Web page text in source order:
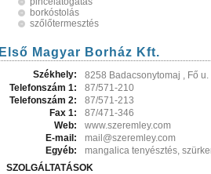
borkóstolás
szőlőtermesztés
Első Magyar Borház Kft.
Székhely:
8258 Badacsonytomaj , Fő u.
Telefonszám 1:
87/571-210
Telefonszám 2:
87/571-213
Fax 1:
87/471-346
Web:
www.szeremley.com
E-mail:
mail@szeremley.com
Egyéb:
mangalica tenyésztés,
SZOLGÁLTATÁSOK